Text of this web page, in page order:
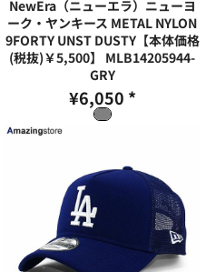
NewEra（ニューエラ）ニューヨ
ーク・ヤンキース METAL NYLON
9FORTY UNST DUSTY【本体価格
(税抜)￥5,500】
MLB14205944-
GRY
¥6,050 *